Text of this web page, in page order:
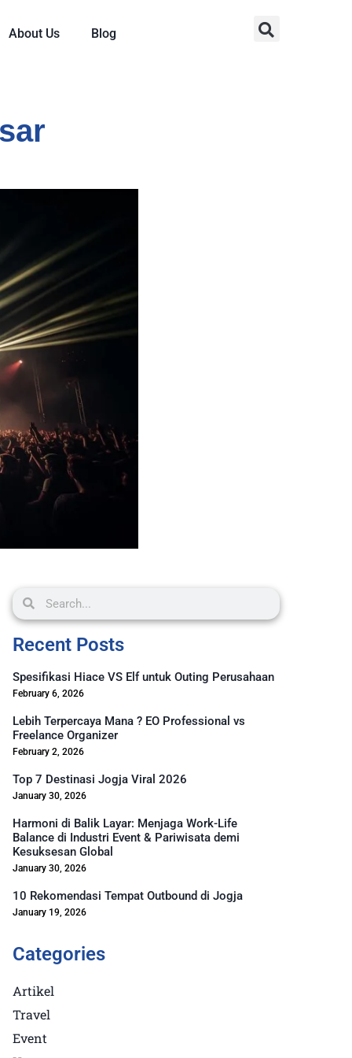
About Us Blog
Recent Posts
Spesifikasi Hiace VS Elf untuk Outing Perusahaan
February 6, 2026
Lebih Terpercaya Mana ? EO Professional vs
Freelance Organizer
February 2, 2026
Top 7 Destinasi Jogja Viral 2026
January 30, 2026
Harmoni di Balik Layar: Menjaga Work-Life
Balance di Industri Event & Pariwisata demi
Kesuksesan Global
January 30, 2026
10 Rekomendasi Tempat Outbound di Jogja
January 19, 2026
Categories
Artikel
Travel
Event